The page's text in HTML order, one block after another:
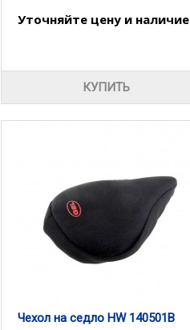
Уточняйте цену и наличие
КУПИТЬ
Чехол на седло HW 140501B